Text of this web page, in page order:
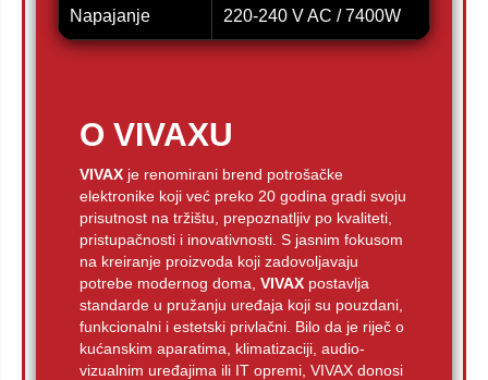
Napajanje 220-240 V AC / 7400W
O VIVAXU
VIVAX je renomirani brend potrošačke
elektronike koji već preko 20 godina gradi svoju
prisutnost na tržištu, prepoznatljiv po kvaliteti,
pristupačnosti i inovativnosti. S jasnim fokusom
na kreiranje proizvoda koji zadovoljavaju
potrebe modernog doma, VIVAX postavlja
standarde u pružanju uređaja koji su pouzdani,
funkcionalni i estetski privlačni. Bilo da je riječ o
kućanskim aparatima, klimatizaciji, audio-
vizualnim uređajima ili IT opremi, VIVAX donosi